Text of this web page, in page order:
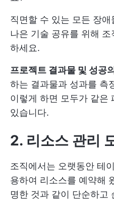
직면할 수 있는 모든 장
나은 기술 공유를 위해
하세요.
프로젝트 결과물 및 성공
하는 결과물과 성과를 측
이렇게 하면 모두가 같은
있습니다.
2. 리소스 관리
조직에서는 오랫동안 테
용하여 리소스를 예약해
명한 것과 같이 단순하고